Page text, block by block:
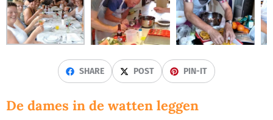
SHARE POST PIN-IT
De dames in de watten leggen